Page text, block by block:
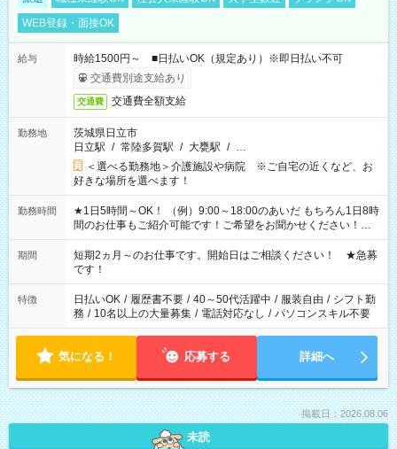
WEB登録・面接OK
給与
時給1500円～ ■日払いOK（規定あり）※即日払い不可
交通費別途支給あり
交通費 交通費全額支給
勤務地
茨城県日立市
日立駅 / 常陸多賀駅 / 大甕駅 / …
＜選べる勤務地＞介護施設や病院 ※ご自宅の近くなど、お
好きな場所を選べます！
勤務時間
★1日5時間～OK！ （例）9:00～18:00のあいだ もちろん1日8時
間のお仕事もご紹介可能です！ご希望をお聞かせください！★
家庭の都合でお休みが必要な場合も遠慮なくご相談ください。
※週最低15時間以上の勤務が必要です
期間
短期2ヵ月～のお仕事です。開始日はご相談ください！ ★急募
です！
特徴 日払いOK / 履歴書不要 / 40～50代活躍中 / 服装自由 / シフト勤
務 / 10名以上の大量募集 / 電話対応なし / パソコンスキル不要
気になる！ 応募する 詳細へ
掲載日：2026.08.06
未読